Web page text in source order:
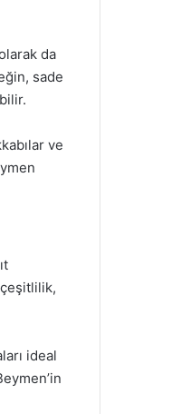
da
sade
ve
ideal